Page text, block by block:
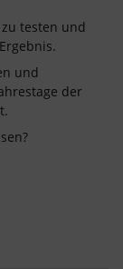
testen und
und
der